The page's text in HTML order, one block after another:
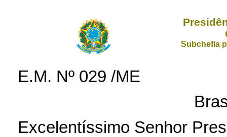
Subchefia
E.M. Nº 029 /ME
Excelentíssimo Senhor